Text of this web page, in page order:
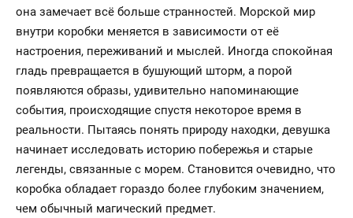
она замечает всё больше странностей. Морской мир
внутри коробки меняется в зависимости от её
настроения, переживаний и мыслей. Иногда спокойная
гладь превращается в бушующий шторм, а порой
появляются образы, удивительно напоминающие
события, происходящие спустя некоторое время в
реальности. Пытаясь понять природу находки, девушка
начинает исследовать историю побережья и старые
легенды, связанные с морем. Становится очевидно, что
коробка обладает гораздо более глубоким значением,
чем обычный магический предмет.